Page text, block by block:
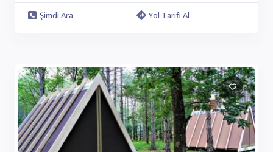
Şimdi Ara
Yol Tarifi Al